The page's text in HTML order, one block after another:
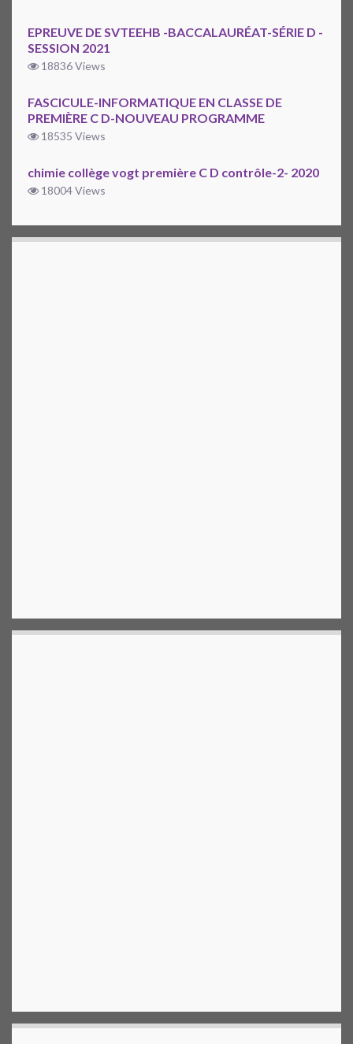
EPREUVE DE SVTEEHB -BACCALAURÉAT-SÉRIE D -
SESSION 2021
18836 Views
FASCICULE-INFORMATIQUE EN CLASSE DE
PREMIÈRE C D-NOUVEAU PROGRAMME
18535 Views
chimie collège vogt première C D contrôle-2- 2020
18004 Views